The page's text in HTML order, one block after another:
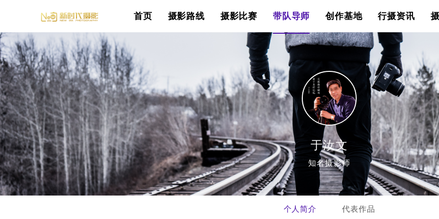
首页 摄影路线 摄影比赛 带队导师 创作基地 行摄资讯
于汝文
知名摄影师
个人简介 代表作品